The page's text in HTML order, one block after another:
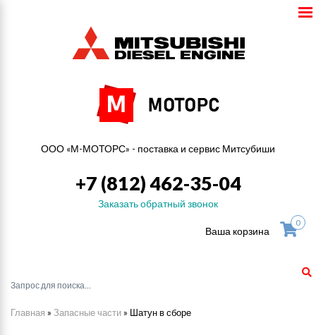
ООО «М-МОТОРС» - поставка и сервис Митсубиши
+7 (812) 462-35-04
Заказать обратный звонок
Ваша корзина
0
Главная » Запасные части » Шатун в сборе